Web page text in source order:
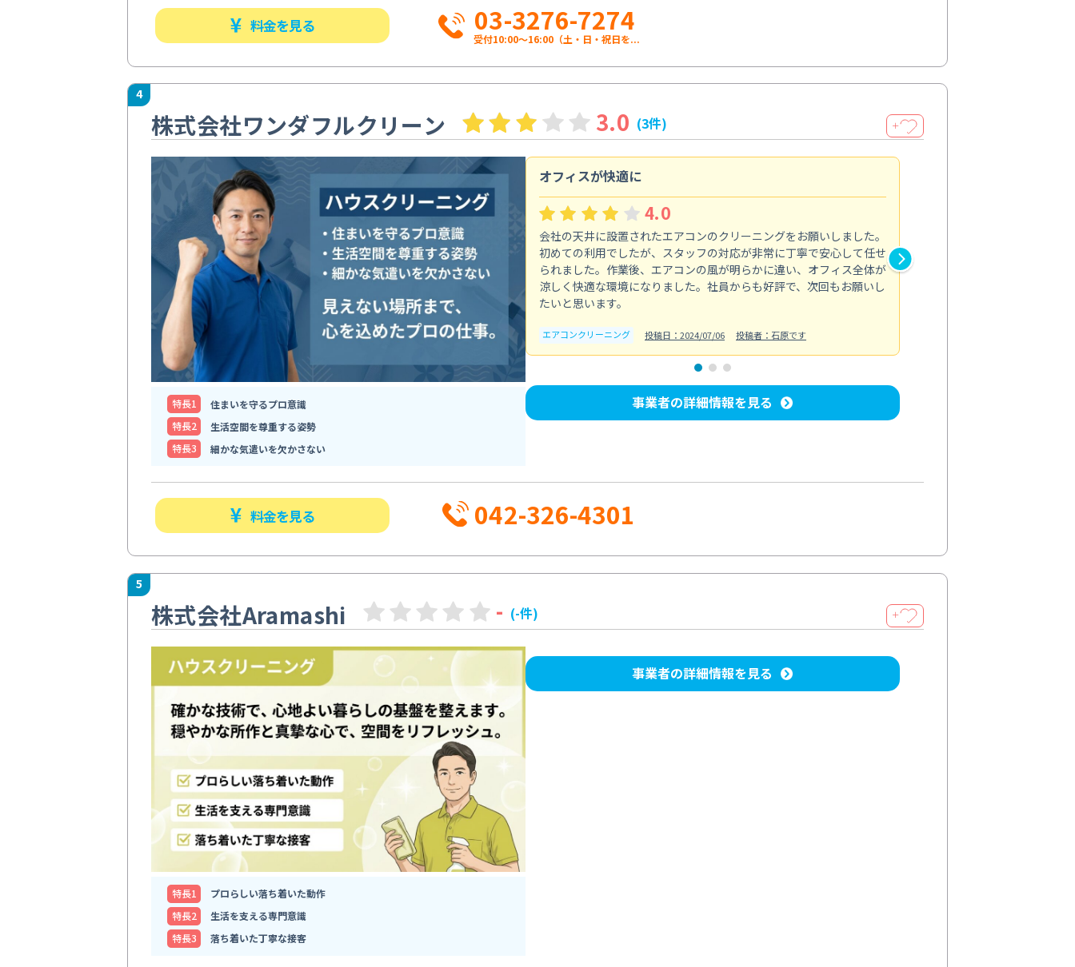
料金を見る 03-3276-7274
受付10:00〜16:00（土・日・祝日を...
4
株式会社ワンダフルクリーン 3.0 (3件) ＋
特⻑1
住まいを守るプロ意識
特⻑2
生活空間を尊重する姿勢
特⻑3
細かな気遣いを欠かさない
オフィスが快適に
4.0
会社の天井に設置されたエアコンのクリーニングをお願いしました。
初めての利用でしたが、スタッフの対応が非常に丁寧で安心して任せ
られました。作業後、エアコンの風が明らかに違い、オフィス全体が
涼しく快適な環境になりました。社員からも好評で、次回もお願いし
たいと思います。
エアコンクリーニング 投稿日：2024/07/06 投稿者：石原です
事業者の詳細情報を見る
料金を見る 042-326-4301
5
株式会社Aramashi - (-件) ＋
特⻑1
プロらしい落ち着いた動作
特⻑2
生活を支える専門意識
特⻑3
落ち着いた丁寧な接客
事業者の詳細情報を見る